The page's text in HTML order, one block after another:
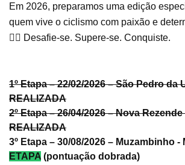
Em 2026, preparamos uma edição
quem vive o ciclismo com paixão e
🚴‍♀️ Desafie-se. Supere-se. Conquiste.
1º Etapa – 22/02/2026 – São Pedro da
REALIZADA
2º Etapa – 26/04/2026 – Nova Rezende
REALIZADA
3º Etapa – 30/08/2026 – Muzambinho -
ETAPA (pontuação dobrada)